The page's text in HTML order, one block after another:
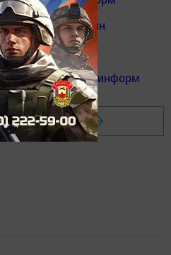
- Мензеля онлайн
news - Мензеля-информ
новости